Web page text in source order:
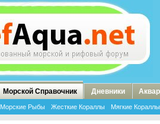
Морской Справочник
Морские Рыбы Жесткие Кораллы Мягкие Кораллы
Дневники